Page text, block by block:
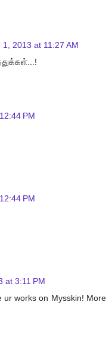
1, 2013 at 11:27 AM
PM
PM
at 3:11 PM
ur works on Mysskin! More